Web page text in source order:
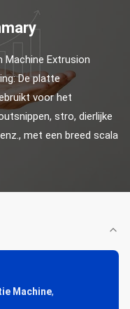
Machine Extrusion
De platte
voor het
stro, dierlijke
met een breed scala
Machine,